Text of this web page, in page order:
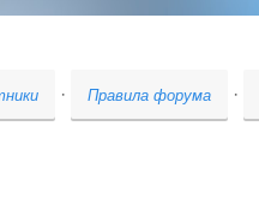
· Правила форума ·